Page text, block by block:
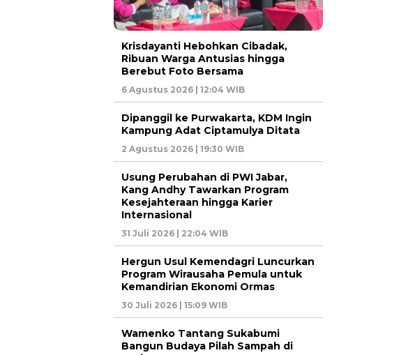
Krisdayanti Hebohkan Cibadak,
Ribuan Warga Antusias hingga
Berebut Foto Bersama
6 Agustus 2026 | 12:04 WIB
Dipanggil ke Purwakarta, KDM Ingin
Kampung Adat Ciptamulya Ditata
2 Agustus 2026 | 19:30 WIB
Usung Perubahan di PWI Jabar,
Kang Andhy Tawarkan Program
Kesejahteraan hingga Karier
Internasional
31 Juli 2026 | 22:04 WIB
Hergun Usul Kemendagri Luncurkan
Program Wirausaha Pemula untuk
Kemandirian Ekonomi Ormas
30 Juli 2026 | 15:09 WIB
Wamenko Tantang Sukabumi
Bangun Budaya Pilah Sampah di